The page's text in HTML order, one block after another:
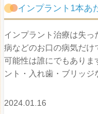
インプラント1本あ
インプラント治療は失っ
病などのお口の病気だけ
可能性は誰にでもありま
ント・入れ歯・ブリッ
2024.01.16